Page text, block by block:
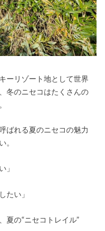
ーリゾート地として世界
冬のニセコはたくさんの
ばれる夏のニセコの魅力
。
」
たい」
夏の“ニセコトレイル”